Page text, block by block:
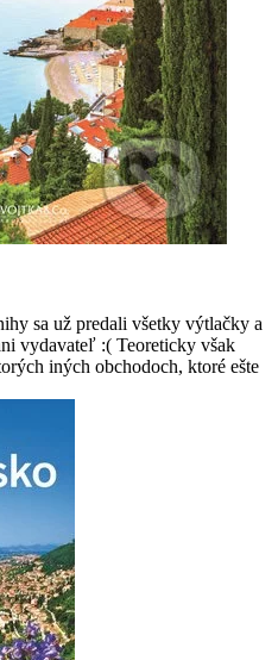
sa už predali všetky výtlačky a
vydavateľ :( Teoreticky však
iných obchodoch, ktoré ešte